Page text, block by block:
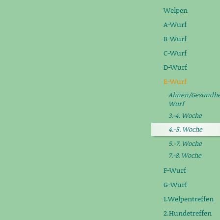
Welpen
A-Wurf
B-Wurf
C-Wurf
D-Wurf
E-Wurf
Ahnen/
Wurf
3.-4. Woche
4.-5. Woche
5.-7. Woche
7.-8. Woche
F-Wurf
G-Wurf
1.Welpentreffen
2.Hundetreffen